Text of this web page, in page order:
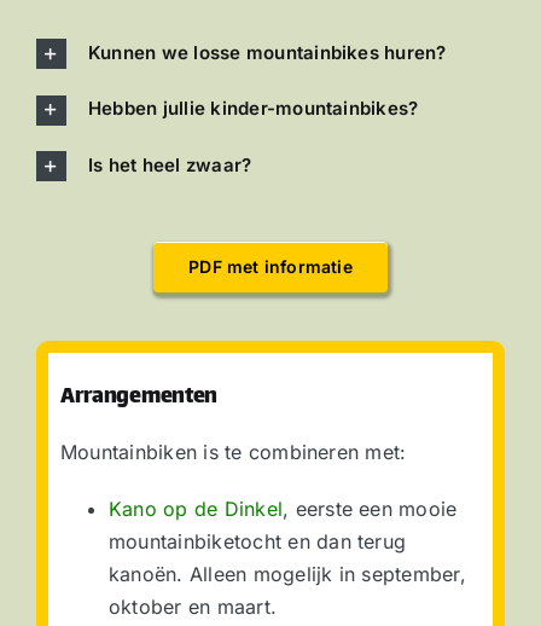
Kunnen we losse mountainbikes huren?
Hebben jullie kinder-mountainbikes?
Is het heel zwaar?
PDF met informatie
Arrangementen
Mountainbiken is te combineren met:
Kano op de Dinkel, eerste een mooie
mountainbiketocht en dan terug
kanoën. Alleen mogelijk in september,
oktober en maart.